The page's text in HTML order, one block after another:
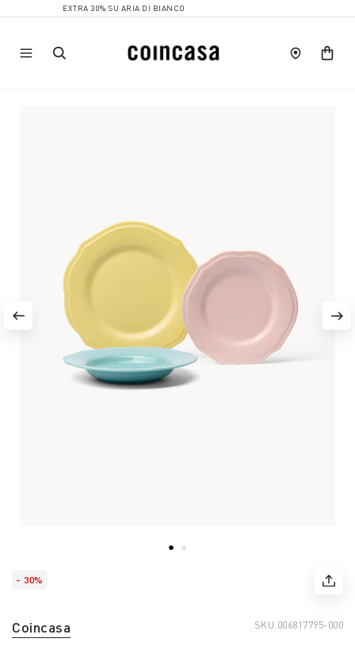
EXTRA 30% SU ARIA DI BIANCO
- 30%
Coincasa SKU. 006817795-000